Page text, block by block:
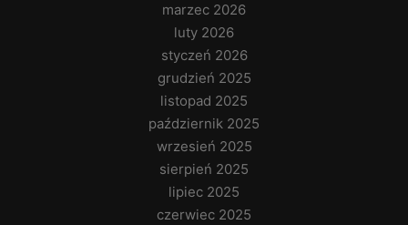
marzec 2026
luty 2026
styczeń 2026
grudzień 2025
listopad 2025
październik 2025
wrzesień 2025
sierpień 2025
lipiec 2025
czerwiec 2025